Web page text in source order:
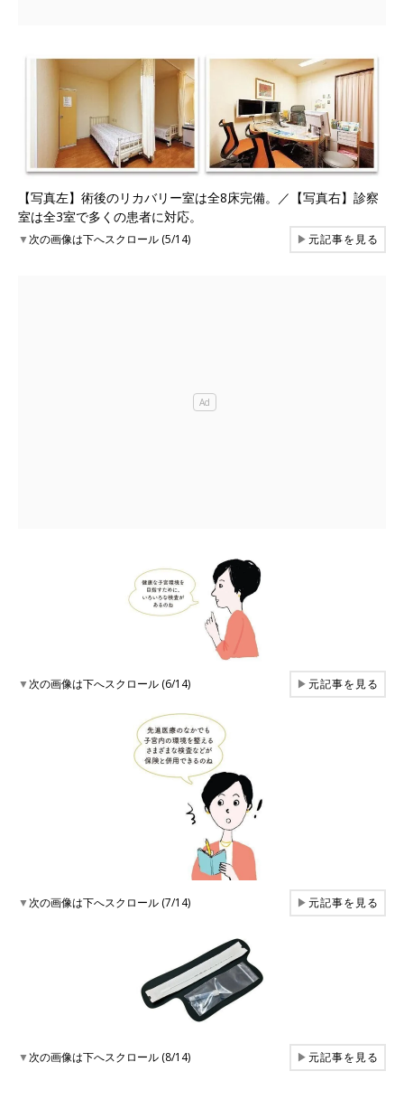
【写真左】術後のリカバリー室は全8床完備。／【写真右】診察
室は全3室で多くの患者に対応。
▼次の画像は下へスクロール (5/14) ▶元記事を見る
▼次の画像は下へスクロール (6/14) ▶元記事を見る
▼次の画像は下へスクロール (7/14) ▶元記事を見る
▼次の画像は下へスクロール (8/14) ▶元記事を見る